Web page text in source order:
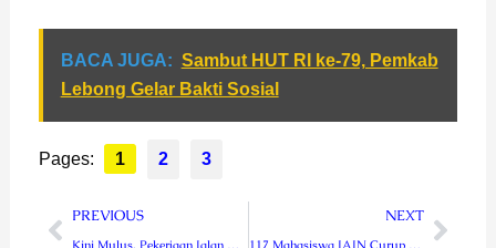
BACA JUGA: Sambut HUT RI ke-79, Pemkab
Lebong Gelar Bakti Sosial
Pages: 1 2 3
Prev
PREVIOUS NEXTNext